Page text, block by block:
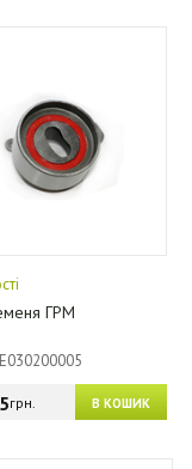
ГРМ
В КОШИК
грн.